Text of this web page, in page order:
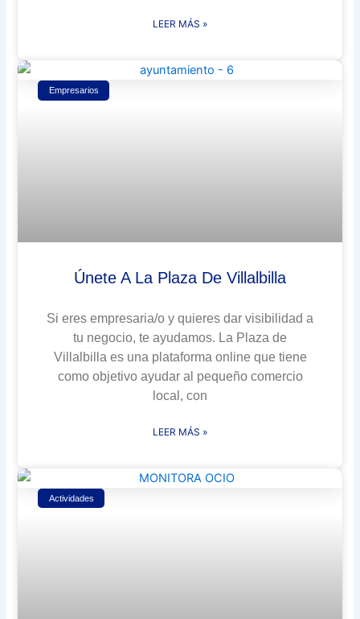
LEER MÁS »
Empresarios
Únete A La Plaza De Villalbilla
Si eres empresaria/o y quieres dar visibilidad a
tu negocio, te ayudamos. La Plaza de
Villalbilla es una plataforma online que tiene
como objetivo ayudar al pequeño comercio
local, con
LEER MÁS »
Actividades